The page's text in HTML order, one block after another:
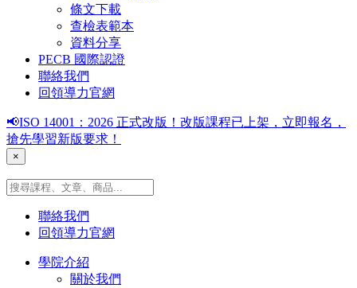
條文下載
查檢表範本
資料分享
PECB 國際認證
聯絡我們
回領導力官網
📢ISO 14001：2026 正式改版！改版課程已上架，立即報名，
搶先學習新版要求！
×
聯絡我們
回領導力官網
學院介紹
關於我們